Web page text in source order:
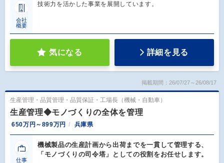
会社
概要
技術力を活かした事業を展開しています。
気になる 詳細を見る
掲載期間：26/07/27～26/08/17
生産管理・品質管理・品質保証・工場長（機械・自動車）
生産管理◆モノづくりの全体を管理
650万円～899万円 兵庫県
仕事
機械製品の生産計画から出荷までを一貫して管理する、
「モノづくりの司令塔」としての役割をお任せします。